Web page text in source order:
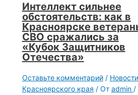
Интеллект сильнее
обстоятельств: как в
Красноярске
СВО сражались за
«Кубок Защитников
Отечества»
Оставьте комментарий / Новости
Красноярского края / От admin /